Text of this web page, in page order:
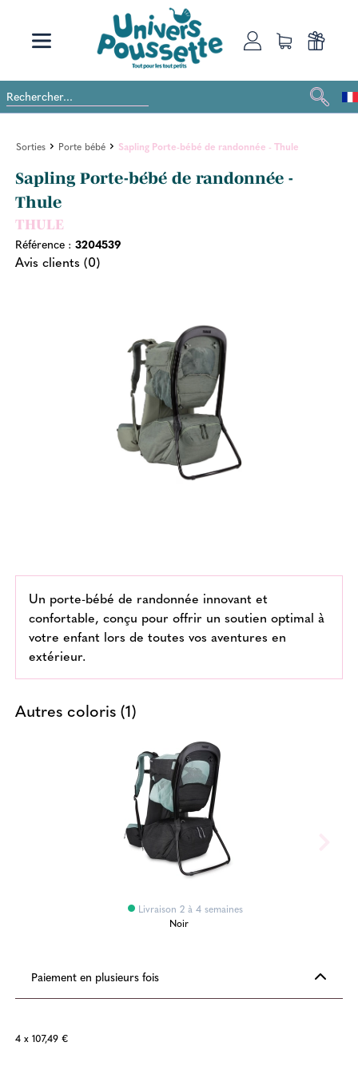
Sorties Porte bébé Sapling Porte-bébé de randonnée - Thule
Sapling Porte-bébé de randonnée -
Thule
THULE
Référence : 3204539
Avis clients (0)
Un porte-bébé de randonnée innovant et
confortable, conçu pour offrir un soutien optimal à
votre enfant lors de toutes vos aventures en
extérieur.
Autres coloris (1)
Livraison 2 à 4 semaines
Noir
Paiement en plusieurs fois
4 x 107,49 €